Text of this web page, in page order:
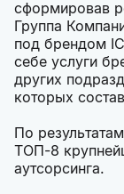
сформировав
Группа
под брендом
себе услуги
других
которых
По
ТОП-8
аутсорсинга.